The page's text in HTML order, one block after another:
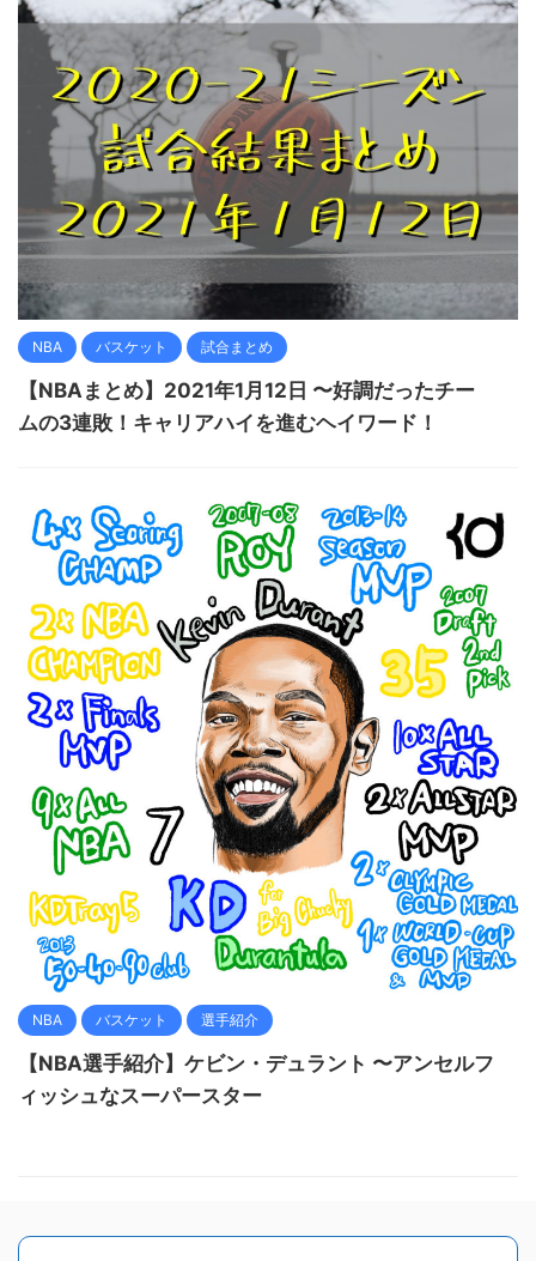
NBA バスケット 試合まとめ
【NBAまとめ】2021年1月12日 〜好調だったチー
ムの3連敗！キャリアハイを進むヘイワード！
NBA バスケット 選手紹介
【NBA選手紹介】ケビン・デュラント 〜アンセルフ
ィッシュなスーパースター